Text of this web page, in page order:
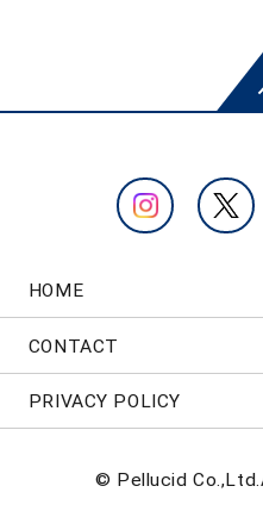
HOME
CONTACT
PRIVACY POLICY
© Pellucid